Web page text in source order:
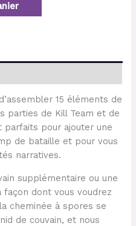
15 éléments de
parties de Kill Team et de
parfaits pour ajouter une
de bataille et pour vous
narratives.
supplémentaire ou une
dont vous voudrez
cheminée à spores se
de couvain, et nous